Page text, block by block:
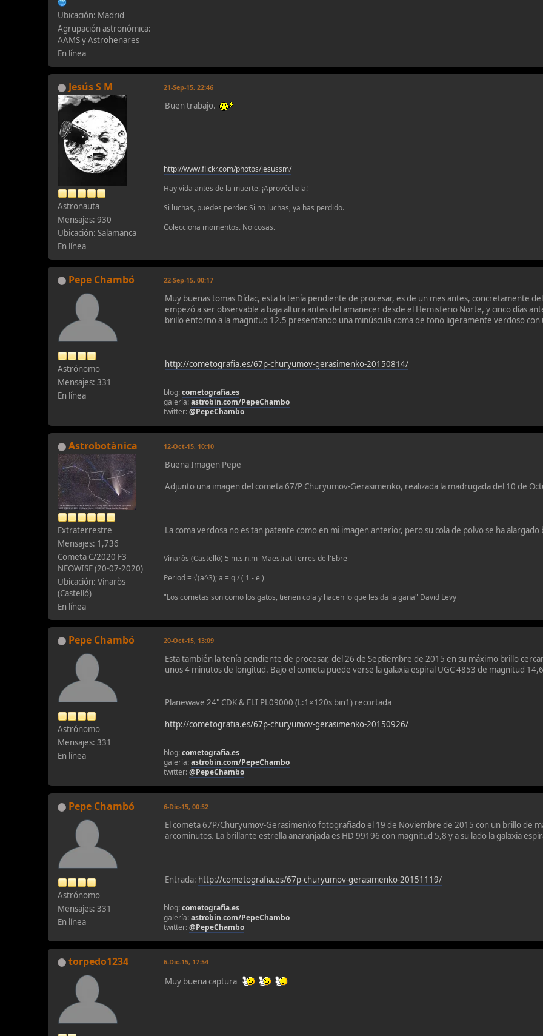
Ubicación: Madrid
Agrupación astronómica:
AAMS y Astrohenares
En línea
Jesús S M
Astronauta
Mensajes: 930
Ubicación: Salamanca
En línea
21-Sep-15, 22:46
Buen trabajo.
http://www.flickr.com/photos/jesussm/
Hay vida antes de la muerte. ¡Aprovéchala!
Si luchas, puedes perder. Si no luchas, ya has perdido.
Colecciona momentos. No cosas.
Pepe Chambó
Astrónomo
Mensajes: 331
En línea
22-Sep-15, 00:17
Muy buenas tomas Dídac, esta la tenía pendiente de procesar, es de un mes antes, concretamente
empezó a ser observable a baja altura antes del amanecer desde el Hemisferio Norte, y cinco días
brillo entorno a la magnitud 12.5 presentando una minúscula coma de tono ligeramente verdoso
http://cometografia.es/67p-churyumov-gerasimenko-20150814/
blog:cometografia.es
galería:astrobin.com/PepeChambo
twitter:@PepeChambo
Astrobotànica
Extraterrestre
Mensajes: 1,736
Cometa C/2020 F3
NEOWISE (20-07-2020)
Ubicación: Vinaròs
(Castelló)
En línea
12-Oct-15, 10:10
Buena Imagen Pepe
Adjunto una imagen del cometa 67/P Churyumov-Gerasimenko, realizada la madrugada del 10 de
La coma verdosa no es tan patente como en mi imagen anterior, pero su cola de polvo se ha alargado
Vinaròs (Castelló) 5 m.s.n.m Maestrat Terres de l'Ebre
Period = √(a^3); a = q / ( 1 - e )
"Los cometas son como los gatos, tienen cola y hacen lo que les da la gana" David Levy
Pepe Chambó
Astrónomo
Mensajes: 331
En línea
20-Oct-15, 13:09
Esta también la tenía pendiente de procesar, del 26 de Septiembre de 2015 en su máximo brillo
unos 4 minutos de longitud. Bajo el cometa puede verse la galaxia espiral UGC 4853 de magnitud
Planewave 24" CDK & FLI PL09000 (L:1×120s bin1) recortada
http://cometografia.es/67p-churyumov-gerasimenko-20150926/
blog:cometografia.es
galería:astrobin.com/PepeChambo
twitter:@PepeChambo
Pepe Chambó
Astrónomo
Mensajes: 331
En línea
6-Dic-15, 00:52
El cometa 67P/Churyumov-Gerasimenko fotografiado el 19 de Noviembre de 2015 con un brillo de
arcominutos. La brillante estrella anaranjada es HD 99196 con magnitud 5,8 y a su lado la galaxia
Entrada: http://cometografia.es/67p-churyumov-gerasimenko-20151119/
blog:cometografia.es
galería:astrobin.com/PepeChambo
twitter:@PepeChambo
torpedo1234 6-Dic-15, 17:54
Muy buena captura